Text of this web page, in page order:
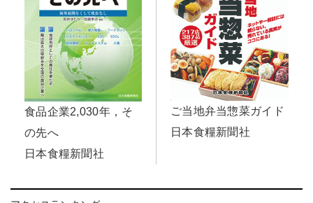
食品企業2,030年，そ
の先へ
日本食糧新聞社
ご当地弁当惣菜ガイド
日本食糧新聞社